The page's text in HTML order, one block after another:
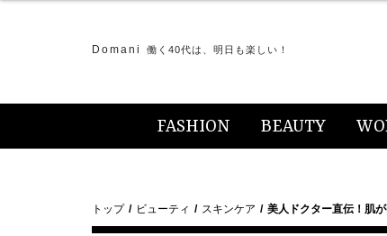
Domani 働く40代は、明日も楽しい！
FASHION BEAUTY
トップ ビューティ スキンケア 美人ドクター直伝！肌